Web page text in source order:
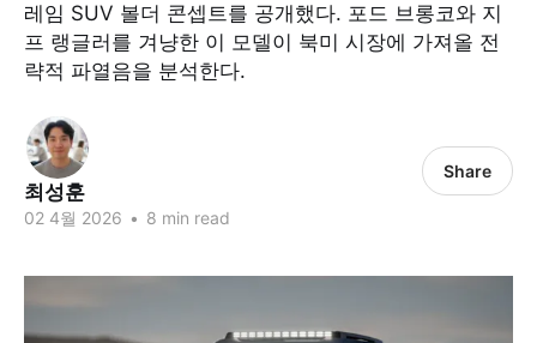
레임 SUV 볼더 콘셉트를 공개했다. 포드 브롱코와 지
프 랭글러를 겨냥한 이 모델이 북미 시장에 가져올 전
략적 파열음을 분석한다.
최성훈
02 4월 2026 • 8 min read
Share